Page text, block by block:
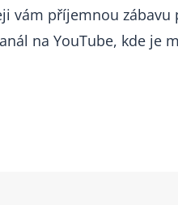
vám příjemnou
na YouTube, kde je